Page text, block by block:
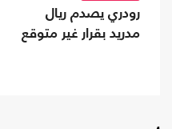
رودري يصدم ريال
مدريد بقرار غير متوقع